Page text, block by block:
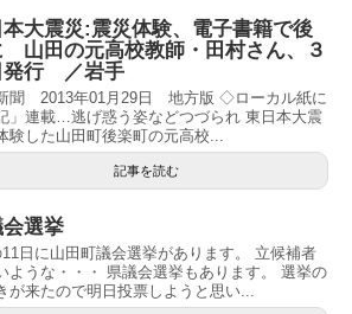
大震災:震災体験、電子書籍で後
山田の元高校教師・田村さん、３
発行 ／岩手
聞 2013年01月29日 地方版 ◇ローカル紙に
」連載…逃げ惑う姿などつづられ 東日本大震
験した山田町後楽町の元高校...
記事を読む
会選挙
日に山田町議会選挙があります。 立候補者
ような・・・ 県議会選挙もあります。 選挙の
が来たので明日投票しようと思い...